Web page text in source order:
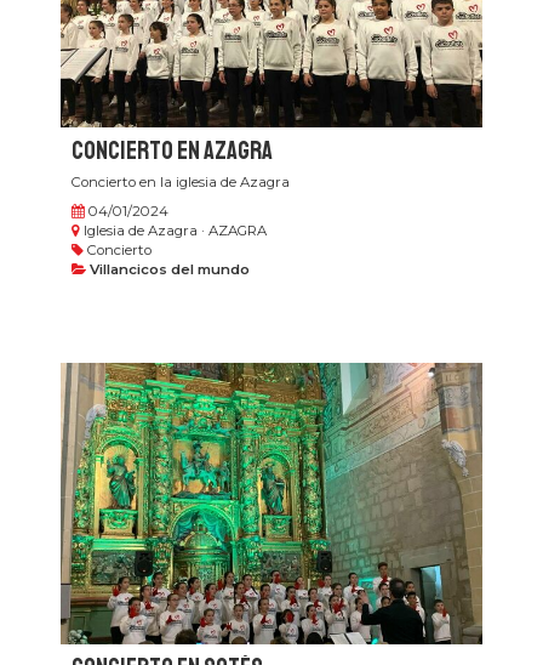
Concierto en Azagra
Concierto en la iglesia de Azagra
04/01/2024
Iglesia de Azagra · AZAGRA
Concierto
Villancicos del mundo